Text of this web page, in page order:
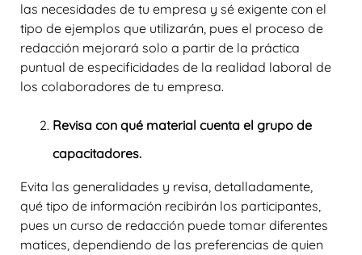
las necesidades de tu empresa y sé exigente con el
tipo de ejemplos que utilizarán, pues el proceso de
redacción mejorará solo a partir de la práctica
puntual de especificidades de la realidad laboral de
los colaboradores de tu empresa.
Revisa con qué material cuenta el grupo de
capacitadores.
Evita las generalidades y revisa, detalladamente,
qué tipo de información recibirán los participantes,
pues un curso de redacción puede tomar diferentes
matices, dependiendo de las preferencias de quien